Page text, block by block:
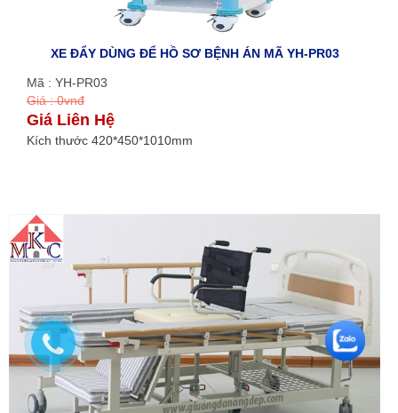
XE ĐẨY DÙNG ĐỂ HỒ SƠ BỆNH ÁN MÃ YH-PR03
Mã : YH-PR03
Giá : 0vnđ
Giá Liên Hệ
Kích thước 420*450*1010mm